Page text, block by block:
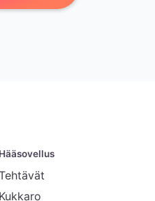
Hääsovellus
Kukkaro